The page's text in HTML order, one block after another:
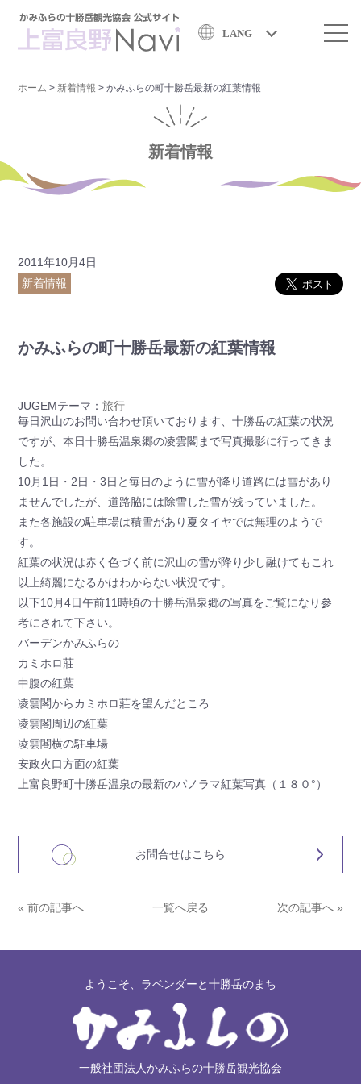
LANG
ホーム > 新着情報 >かみふらの町十勝岳最新の紅葉情報
新着情報
2011年10月4日
新着情報
かみふらの町十勝岳最新の紅葉情報
JUGEMテーマ：旅行
毎日沢山のお問い合わせ頂いております、十勝岳の紅葉の状況
ですが、本日十勝岳温泉郷の凌雲閣まで写真撮影に行ってきま
した。
10月1日・2日・3日と毎日のように雪が降り道路には雪があり
ませんでしたが、道路脇には除雪した雪が残っていました。
また各施設の駐車場は積雪があり夏タイヤでは無理のようで
す。
紅葉の状況は赤く色づく前に沢山の雪が降り少し融けてもこれ
以上綺麗になるかはわからない状況です。
以下10月4日午前11時頃の十勝岳温泉郷の写真をご覧になり参
考にされて下さい。
バーデンかみふらの
カミホロ莊
中腹の紅葉
凌雲閣からカミホロ莊を望んだところ
凌雲閣周辺の紅葉
凌雲閣横の駐車場
安政火口方面の紅葉
上富良野町十勝岳温泉の最新のパノラマ紅葉写真（１８０°）
お問合せはこちら
« 前の記事へ 一覧へ戻る 次の記事へ »
ようこそ、ラベンダーと十勝岳のまち
一般社団法人かみふらの十勝岳観光協会